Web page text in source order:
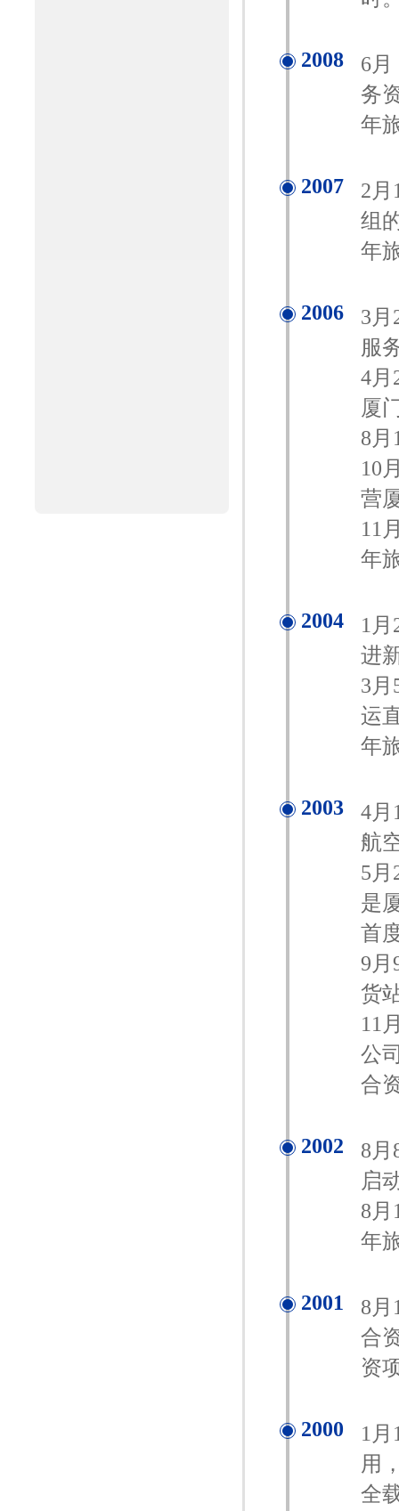
2008
6
务
年
2007
2月
组
年
2006
3
服
4
厦
8
10
营
11
年
2004
1
进
3
运
年
2003
4月
航
5
是
首
9
货
11
公
合
2002
8
启
8
年
2001
8
合
资
2000
1
用
全